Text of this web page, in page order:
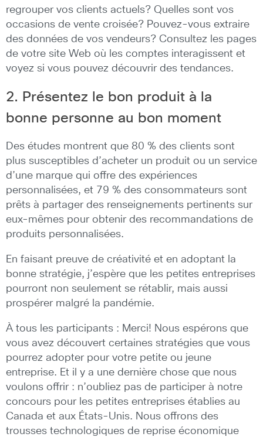
regrouper vos clients actuels? Quelles sont vos
occasions de vente croisée? Pouvez-vous extraire
des données de vos vendeurs? Consultez les pages
de votre site Web où les comptes interagissent et
voyez si vous pouvez découvrir des tendances.
2. Présentez le bon produit à la
bonne personne au bon moment
Des études montrent que 80 % des clients sont
plus susceptibles d’acheter un produit ou un service
d’une marque qui offre des expériences
personnalisées, et 79 % des consommateurs sont
prêts à partager des renseignements pertinents sur
eux-mêmes pour obtenir des recommandations de
produits personnalisées.
En faisant preuve de créativité et en adoptant la
bonne stratégie, j’espère que les petites entreprises
pourront non seulement se rétablir, mais aussi
prospérer malgré la pandémie.
À tous les participants : Merci! Nous espérons que
vous avez découvert certaines stratégies que vous
pourrez adopter pour votre petite ou jeune
entreprise. Et il y a une dernière chose que nous
voulons offrir : n’oubliez pas de participer à notre
concours pour les petites entreprises établies au
Canada et aux États-Unis. Nous offrons des
trousses technologiques de reprise économique